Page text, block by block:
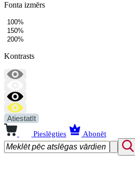
Fonta izmērs
100%
150%
200%
Kontrasts
Atiestatīt
Pieslēgties Abonēt